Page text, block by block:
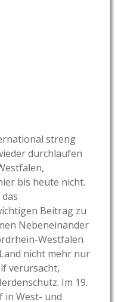
streng
durchlaufen
bis heute nicht.
Beitrag zu
Nebeneinander
Westfalen
nicht mehr nur
verursacht,
Im 19.
in West- und